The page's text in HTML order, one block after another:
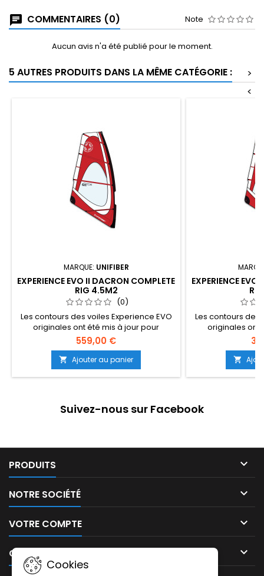
COMMENTAIRES (0) Note
Aucun avis n'a été publié pour le moment.
5 AUTRES PRODUITS DANS LA MÊME CATÉGORIE :
>
<
MARQUE: UNIFIBER
EXPERIENCE EVO II DACRON COMPLETE
RIG 4.5M2
(0)
Les contours des voiles Experience EVO
originales ont été mis à jour pour
accueillir les utilisateurs de tous âges. Un
incontournable pour tout parent sérieux
ou école de planche à voile/SUP. Après
plusieurs saisons de retours
d'utilisateurs, Unifiber a développé son
559,00 €
 Ajouter au panier
EXPERIENCE
Les contours des
originales ont
accueillir les
incontournable
ou école de
plusieurs
d'utilisateurs,

Suivez-nous sur Facebook
PRODUITS 
NOTRE SOCIÉTÉ 
VOTRE COMPTE 
CONTACT 
Cookies